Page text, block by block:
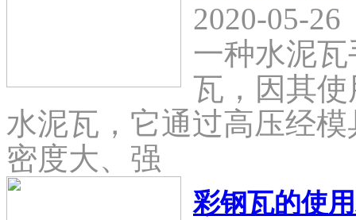
2020-05-26
一种水泥
瓦，因其
水泥瓦，它通过高压经
密度大、强
彩钢瓦的使